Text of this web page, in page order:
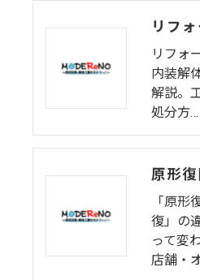
リフォ
内装解
解説。
処分方…
「原形
復」の
って変
店舗・